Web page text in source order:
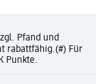
Pfand und
rabattfähig.(#) Für
Punkte.